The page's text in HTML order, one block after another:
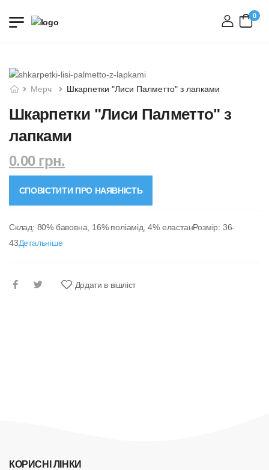
вхід
0
Мерч Шкарпетки "Лиси Палметто" з лапками
Шкарпетки "Лиси Палметто" з
лапками
0.00 грн.
СПОВІСТИТИ ПРО НАЯВНІСТЬ
Склад: 80% бавовна, 16% поліамід, 4% еластанРозмір: 36-
43Детальніше
Додати в вішліст
КОРИСНІ ЛІНКИ